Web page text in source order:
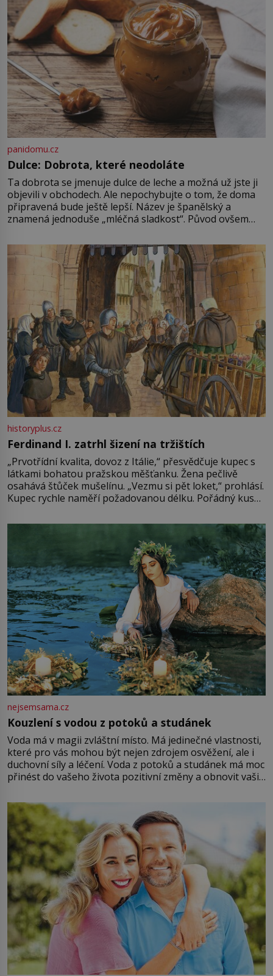
panidomu.cz
Dulce: Dobrota, které neodoláte
Ta dobrota se jmenuje dulce de leche a možná už jste ji
objevili v obchodech. Ale nepochybujte o tom, že doma
připravená bude ještě lepší. Název je španělský a
znamená jednoduše „mléčná sladkost“. Původ ovšem
pře hned několik latinskoamerických zemí a k tomu
Francie, kde se traduje,
historyplus.cz
Ferdinand I. zatrhl šizení na tržištích
„Prvotřídní kvalita, dovoz z Itálie,“ přesvědčuje kupec s
látkami bohatou pražskou měšťanku. Žena pečlivě
osahává štůček mušelínu. „Vezmu si pět loket,“ prohlásí.
Kupec rychle naměří požadovanou délku. Pořádný kus
milostpaní. Stačí jenom na sukni,“ zhodnotí švadlena
množství růžového mušelínu. „Ošidili vás, podívejte.“
Vezme do ruky dřevěnou
nejsemsama.cz
Kouzlení s vodou z potoků a studánek
Voda má v magii zvláštní místo. Má jedinečné vlastnosti,
které pro vás mohou být nejen zdrojem osvěžení, ale i
duchovní síly a léčení. Voda z potoků a studánek má moc
přinést do vašeho života pozitivní změny a obnovit vaši
můžete obohatit své rituály a přinést do svého života
větší harmonii a klid. Je důležité